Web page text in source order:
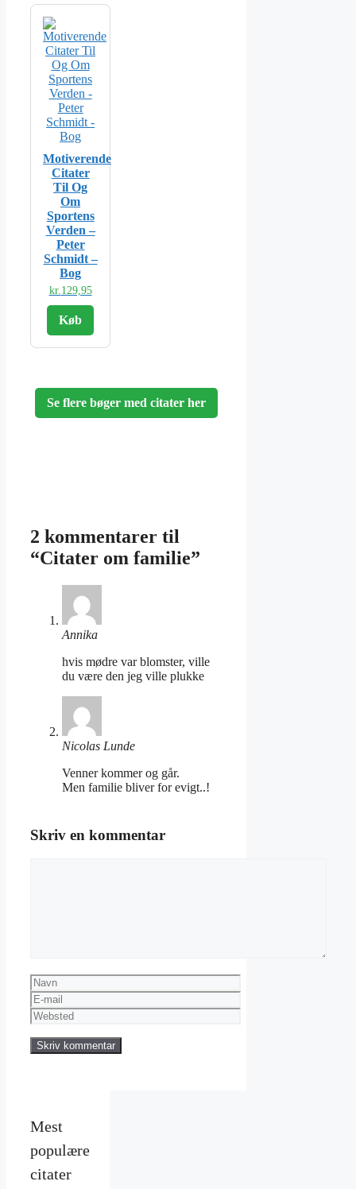
Motiverende
Citater
Til Og
Om
Sportens
Verden –
Peter
Schmidt –
Bog
kr. 129,95
Køb
Se flere bøger med citater her
2 kommentarer til
“Citater om familie”
Annika
hvis mødre var blomster, ville
du være den jeg ville plukke
Nicolas Lunde
Venner kommer og går.
Men familie bliver for evigt..!
Skriv en kommentar
Navn
E-
mail
Websted
Mest
populære
citater